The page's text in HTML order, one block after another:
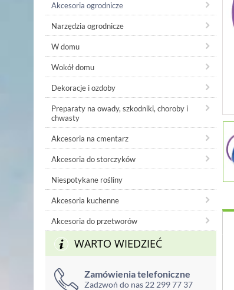
Akcesoria ogrodnicze
Narzędzia ogrodnicze
W domu
Wokół domu
Dekoracje i ozdoby
Preparaty na owady, szkodniki, choroby i
chwasty
Akcesoria na cmentarz
Akcesoria do storczyków
Niespotykane rośliny
Akcesoria kuchenne
Akcesoria do przetworów
WARTO WIEDZIEĆ
Zamówienia telefoniczne
Zadzwoń do nas 22 299 77 37